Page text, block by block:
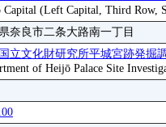
Capital (Left Capital, Third Row,
奈良市二条大路南一丁目
立文化財研究所平城宮跡発掘
of Heijō Palace Site